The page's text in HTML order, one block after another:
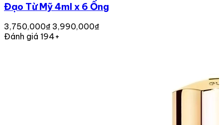
Đạo Từ Mỹ 4ml x 6 Ống
3,750,000₫ 3,990,000₫
Đánh giá 194+